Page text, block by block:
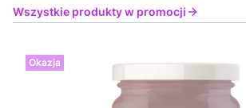
Wszystkie produkty w promocji
Okazja